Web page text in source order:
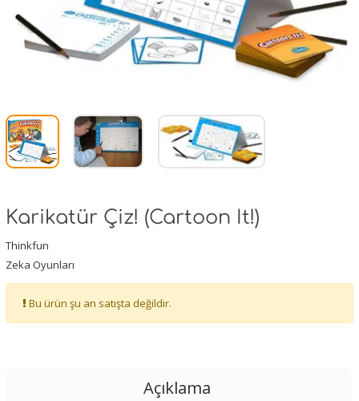
Karikatür Çiz! (Cartoon It!)
Thinkfun
Zeka Oyunları
Bu ürün şu an satışta değildir.
Açıklama